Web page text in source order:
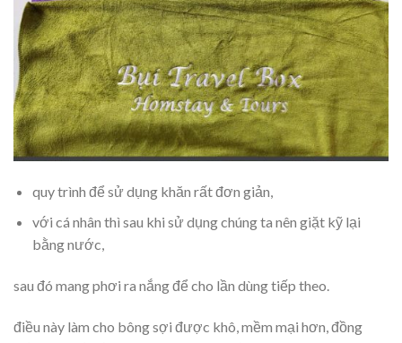
quy trình để sử dụng khăn rất đơn giản,
với cá nhân thì sau khi sử dụng chúng ta nên giặt kỹ lại
bằng nước,
sau đó mang phơi ra nắng để cho lần dùng tiếp theo.
điều này làm cho bông sợi được khô, mềm mại hơn, đồng